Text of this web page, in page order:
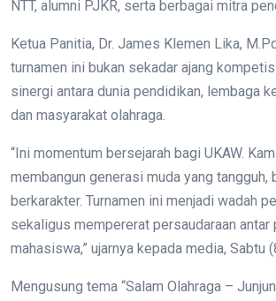
NTT, alumni PJKR, serta berbagai mitra
Ketua Panitia, Dr. James Klemen Lika,
turnamen ini bukan sekadar ajang
sinergi antara dunia pendidikan, lembaga
dan masyarakat olahraga.
“Ini momentum bersejarah bagi UKAW.
membangun generasi muda yang tangguh,
berkarakter. Turnamen ini menjadi wadah
sekaligus mempererat persaudaraan antar
mahasiswa,” ujarnya kepada media, Sabtu
Mengusung tema “Salam Olahraga –